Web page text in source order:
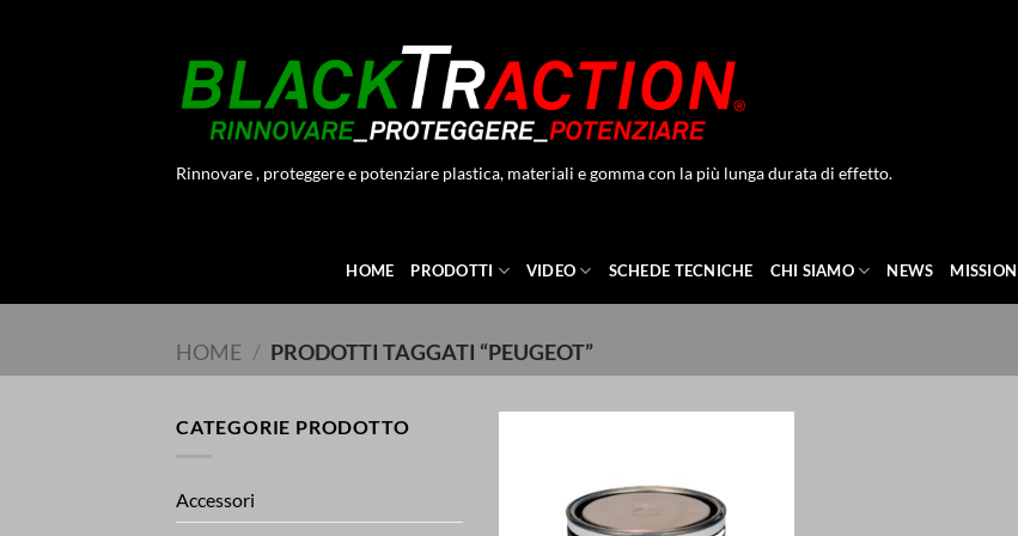
Rinnovare , proteggere e potenziare plastica, materiali e gomma con la più lunga durata di effetto.
HOME PRODOTTI VIDEO SCHEDE TECNICHE CHI SIAMO NEWS MISSION
HOME / PRODOTTI TAGGATI “PEUGEOT”
CATEGORIE PRODOTTO
Accessori